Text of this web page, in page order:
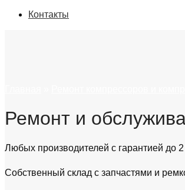
Контакты
Ремонт и
Любых производителей с гарантией до 2
Собственный склад с запчастями и